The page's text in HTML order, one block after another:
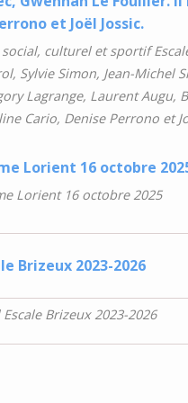
culturel et sportif
Sylvie Simon, Jean-Michel
Lagrange, Laurent Augu,
Cario, Denise Perrono et
Lorient 16 octobre 2025
Brizeux 2023-2026
Brizeux 2023-2026